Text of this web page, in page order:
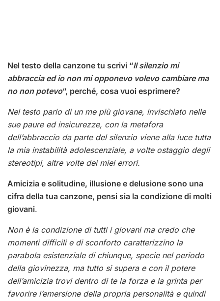
Nel testo della canzone tu scrivi “Il silenzio mi
abbraccia ed io non mi opponevo volevo cambiare ma
no non potevo“, perché, cosa vuoi esprimere?
Nel testo parlo di un me più giovane, invischiato nelle
sue paure ed insicurezze, con la metafora
dell’abbraccio da parte del silenzio viene alla luce tutta
la mia instabilità adolescenziale, a volte ostaggio degli
stereotipi, altre volte dei miei errori.
Amicizia e solitudine, illusione e delusione sono una
cifra della tua canzone, pensi sia la condizione di molti
giovani.
Non è la condizione di tutti i giovani ma credo che
momenti difficili e di sconforto caratterizzino la
parabola esistenziale di chiunque, specie nel periodo
della giovinezza, ma tutto si supera e con il potere
dell’amicizia trovi dentro di te la forza e la grinta per
favorire l’emersione della propria personalità e quindi